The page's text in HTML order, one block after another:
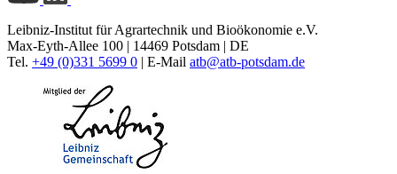
Leibniz-Institut für Agrartechnik und Bioökonomie e.V.
Max-Eyth-Allee 100 | 14469 Potsdam | DE
Tel. +49 (0)331 5699 0 | E-Mail atb@atb-potsdam.de